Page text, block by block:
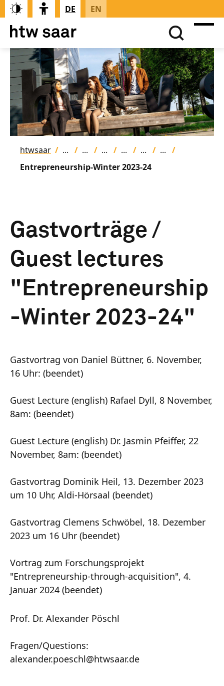
DE EN
htwsaar
Entrepreneurship-Winter 2023-24
Gastvorträge /
Guest lectures
"Entrepreneurship
-Winter 2023-24"
Gastvortrag von Daniel Büttner, 6. November,
16 Uhr: (beendet)
Guest Lecture (english) Rafael Dyll, 8 November,
8am: (beendet)
Guest Lecture (english) Dr. Jasmin Pfeiffer, 22
November, 8am: (beendet)
Gastvortrag Dominik Heil, 13. Dezember 2023
um 10 Uhr, Aldi-Hörsaal (beendet)
Gastvortrag Clemens Schwöbel, 18. Dezember
2023 um 16 Uhr (beendet)
Vortrag zum Forschungsprojekt
"Entrepreneurship-through-acquisition", 4.
Januar 2024 (beendet)
Prof. Dr. Alexander Pöschl
Fragen/Questions:
alexander.poeschl@htwsaar.de